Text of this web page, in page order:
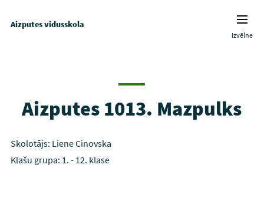
Aizputes vidusskola
Izvēlne
Aizputes 1013. Mazpulks
Skolotājs: Liene Cinovska
Klašu grupa: 1. - 12. klase